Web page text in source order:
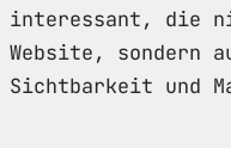
interessant, die
Website, sondern
Sichtbarkeit und